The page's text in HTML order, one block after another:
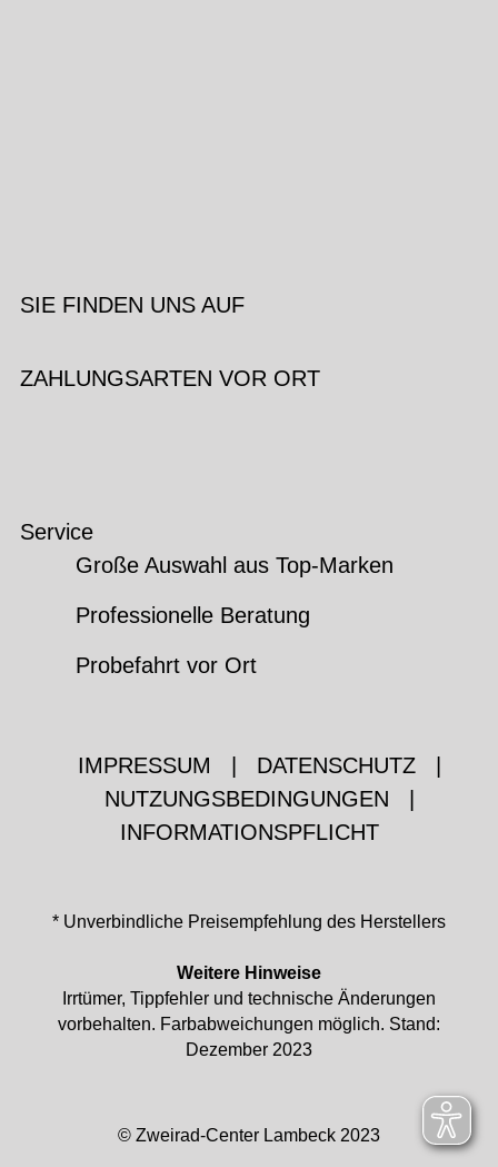
SIE FINDEN UNS AUF
ZAHLUNGSARTEN VOR ORT
Service
Große Auswahl aus Top-Marken
Professionelle Beratung
Probefahrt vor Ort
IMPRESSUM DATENSCHUTZ
NUTZUNGSBEDINGUNGEN
INFORMATIONSPFLICHT
* Unverbindliche Preisempfehlung des Herstellers
Weitere Hinweise
Irrtümer, Tippfehler und technische Änderungen
vorbehalten. Farbabweichungen möglich. Stand:
Dezember 2023
© Zweirad-Center Lambeck 2023